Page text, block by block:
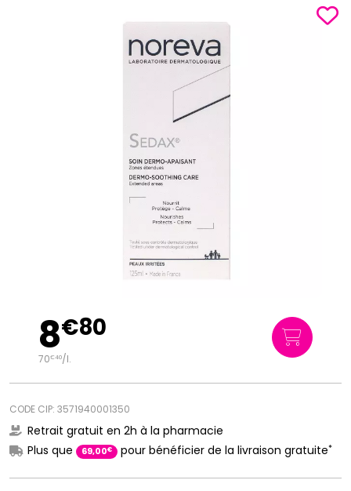
8€80
70€40/l.
CODE CIP: 3571940001350
Retrait gratuit en 2h à la pharmacie
Plus que
69,00€ pour bénéficier de la livraison gratuite*